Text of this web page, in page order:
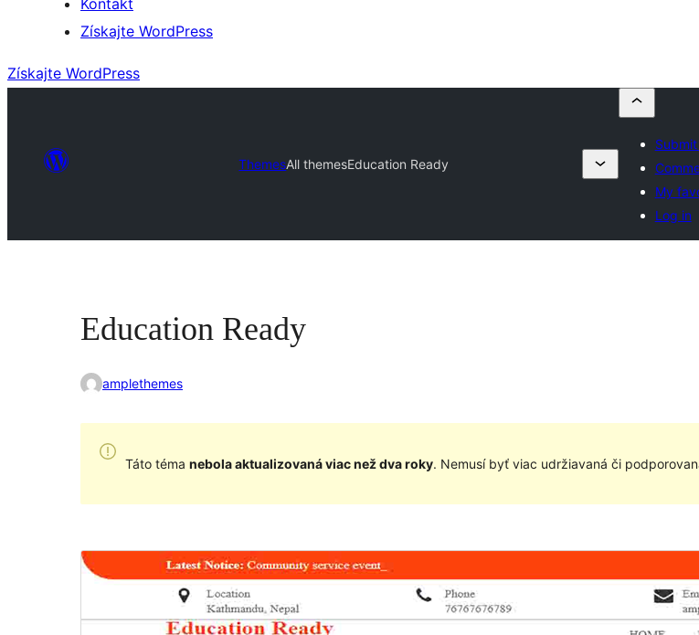
Kontakt
Získajte WordPress
Získajte WordPress
ThemesAll themesEducation Ready
My
Log in
Education Ready
amplethemes
Táto téma nebola aktualizovaná viac než dva roky. Nemusí byť viac udržiavaná či